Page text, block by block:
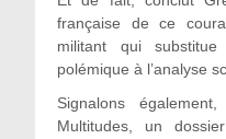
française de ce
militant qui
polémique à l’analyse
Signalons
Multitudes, un